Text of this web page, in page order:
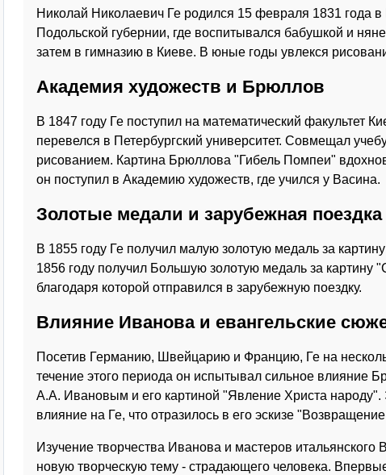
Николай Николаевич Ге родился 15 февраля 1831 года
Подольской губернии, где воспитывался бабушкой и
затем в гимназию в Киеве. В юные годы увлекся
Академия художеств и Брюллов
В 1847 году Ге поступил на математический факультет
перевелся в Петербургский университет. Совмещал
рисованием. Картина Брюллова "Гибель Помпеи"
он поступил в Академию художеств, где учился у Васина.
Золотые медали и зарубежная поездка
В 1855 году Ге получил малую золотую медаль за
1856 году получил Большую золотую медаль за картину
благодаря которой отправился в зарубежную поездку.
Влияние Иванова и евангельские
Посетив Германию, Швейцарию и Францию, Ге на
течение этого периода он испытывал сильное влияние
А.А. Ивановым и его картиной "Явление Христа народу".
влияние на Ге, что отразилось в его эскизе
Изучение творчества Иванова и мастеров
новую творческую тему - страдающего человека.